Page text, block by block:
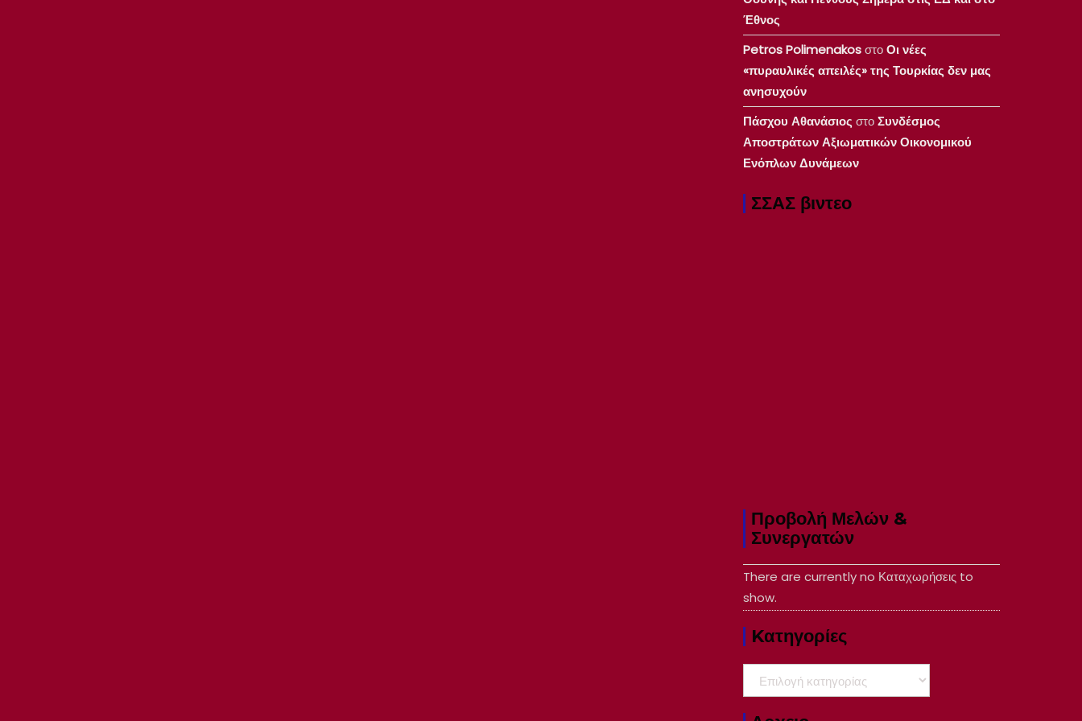
Έθνος
Petros PolimenakosστοΟι νέες
«πυραυλικές απειλές» της Τουρκίας δεν μας
ανησυχούν
Πάσχου Αθανάσιος στοΣυνδέσμος
Αποστράτων Αξιωματικών Οικονομικού
Ενόπλων Δυνάμεων
ΣΣΑΣ βιντεο
Προβολή Μελών &
Συνεργατών
There are currently no Καταχωρήσεις to
show.
Kατηγορίες
Kατηγορίες